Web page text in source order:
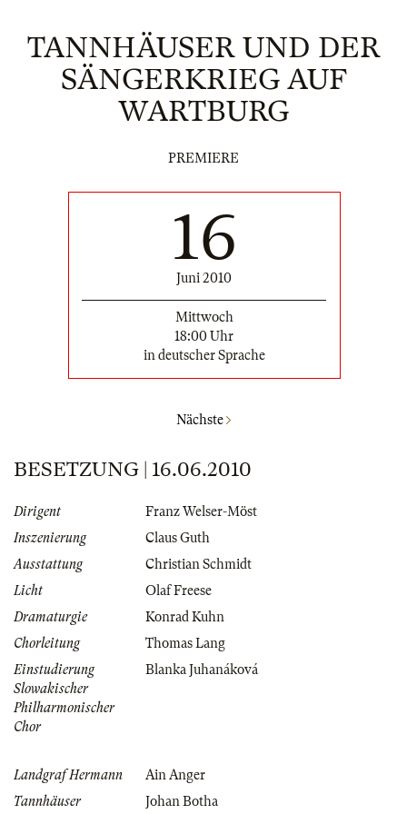
TANNHÄUSER UND DER
SÄNGERKRIEG AUF
WARTBURG
PREMIERE
16
Juni 2010
Mittwoch
18:00 Uhr
in deutscher Sprache
Nächste
BESETZUNG | 16.06.2010
Dirigent
Franz Welser-Möst
Inszenierung
Claus Guth
Ausstattung
Christian Schmidt
Licht
Olaf Freese
Dramaturgie
Konrad Kuhn
Chorleitung
Thomas Lang
Einstudierung
Slowakischer
Philharmonischer
Chor
Blanka Juhanáková
Landgraf Hermann
Ain Anger
Tannhäuser
Johan Botha